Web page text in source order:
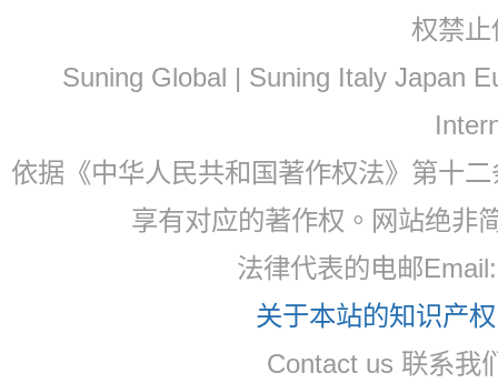
权禁
Suning Global | Suning Italy Japan
依据《中华人民共和国著作权法》第十
享有对应的著作权。网站绝非
法律代表的电邮
关于本站的知识产
Contact us 联系我